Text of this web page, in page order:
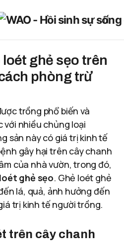
ghẻ sẹo trên
phòng trừ
trồng phổ biến và
với nhiều chủng loại
sản này có giá trị kinh tế
gây hại trên cây chanh
của nhà vườn, trong đó,
ghẻ sẹo. Ghẻ loét ghẻ
lá, quả, ảnh hưởng đến
trị kinh tế người trồng.
trên cây chanh